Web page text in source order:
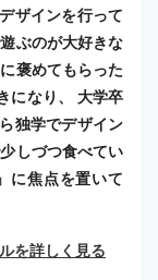
ザインを行って
ぶのが大好きな
褒めてもらった
になり、 大学卒
独学でデザイン
しづつ食べてい
に焦点を置いて
を詳しく見る